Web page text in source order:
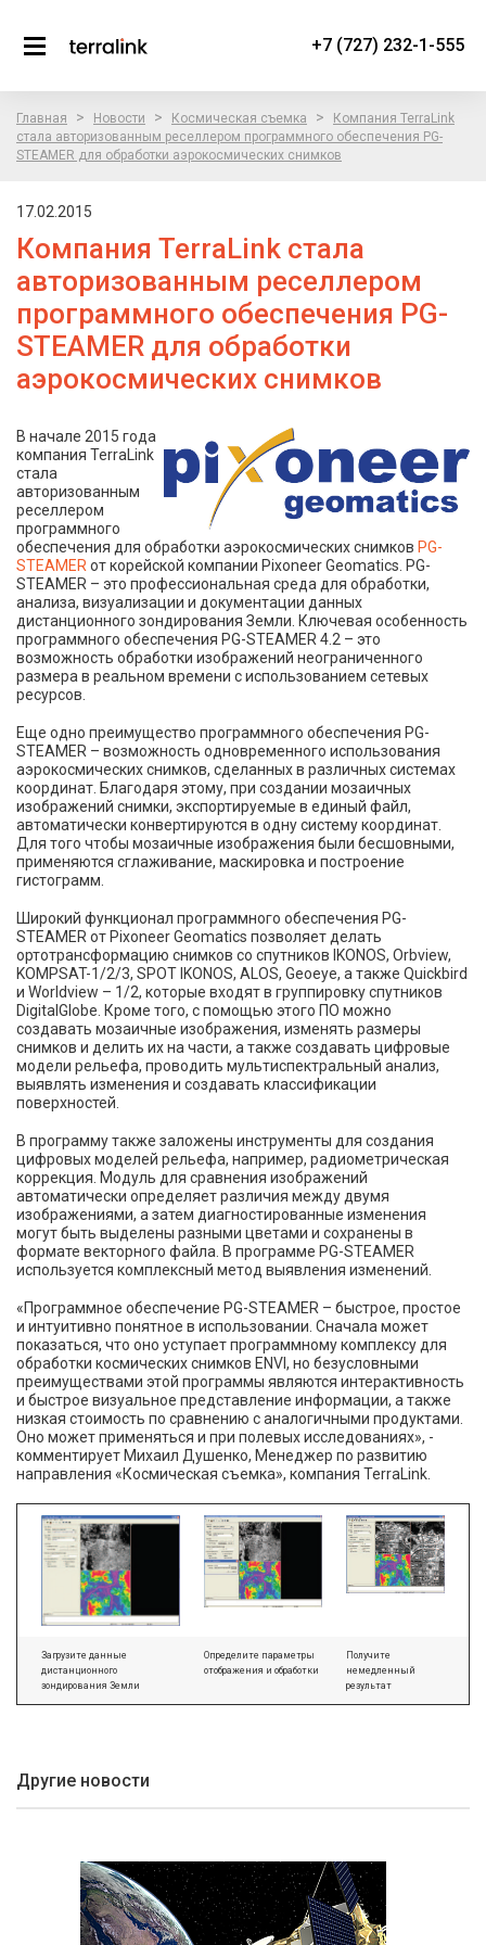
+7 (727) 232-1-555
Главная > Новости > Космическая съемка >
Компания TerraLink
стала авторизованным реселлером программного обеспечения PG-
STEAMER для обработки аэрокосмических снимков
17.02.2015
Компания TerraLink стала
авторизованным реселлером
программного обеспечения PG-
STEAMER для обработки
аэрокосмических снимков
В начале 2015 года
компания TerraLink
стала
авторизованным
реселлером
программного
обеспечения для обработки аэрокосмических снимков PG-
STEAMER от корейской компании Pixoneer Geomatics. PG-
STEAMER – это профессиональная среда для обработки,
анализа, визуализации и документации данных
дистанционного зондирования Земли. Ключевая особенность
программного обеспечения PG-STEAMER 4.2 – это
возможность обработки изображений неограниченного
размера в реальном времени с использованием сетевых
ресурсов.
Еще одно преимущество программного обеспечения PG-
STEAMER – возможность одновременного использования
аэрокосмических снимков, сделанных в различных системах
координат. Благодаря этому, при создании мозаичных
изображений снимки, экспортируемые в единый файл,
автоматически конвертируются в одну систему координат.
Для того чтобы мозаичные изображения были бесшовными,
применяются сглаживание, маскировка и построение
гистограмм.
Широкий функционал программного обеспечения PG-
STEAMER от Pixoneer Geomatics позволяет делать
ортотрансформацию снимков со спутников IKONOS, Orbview,
KOMPSAT-1/2/3, SPOT IKONOS, ALOS, Geoeye, а также Quickbird
и Worldview – 1/2, которые входят в группировку спутников
DigitalGlobe. Кроме того, с помощью этого ПО можно
создавать мозаичные изображения, изменять размеры
снимков и делить их на части, а также создавать цифровые
модели рельефа, проводить мультиспектральный анализ,
выявлять изменения и создавать классификации
поверхностей.
В программу также заложены инструменты для создания
цифровых моделей рельефа, например, радиометрическая
коррекция. Модуль для сравнения изображений
автоматически определяет различия между двумя
изображениями, а затем диагностированные изменения
могут быть выделены разными цветами и сохранены в
формате векторного файла. В программе PG-STEAMER
используется комплексный метод выявления изменений.
«Программное обеспечение PG-STEAMER – быстрое, простое
и интуитивно понятное в использовании. Сначала может
показаться, что оно уступает программному комплексу для
обработки космических снимков ENVI, но безусловными
преимуществами этой программы являются интерактивность
и быстрое визуальное представление информации, а также
низкая стоимость по сравнению с аналогичными продуктами.
Оно может применяться и при полевых исследованиях», -
комментирует Михаил Душенко, Менеджер по развитию
направления «Космическая съемка», компания TerraLink.
Загрузите данные
дистанционного
зондирования Земли
Определите параметры
отображения и обработки
Получите
немедленный
результат
Другие новости